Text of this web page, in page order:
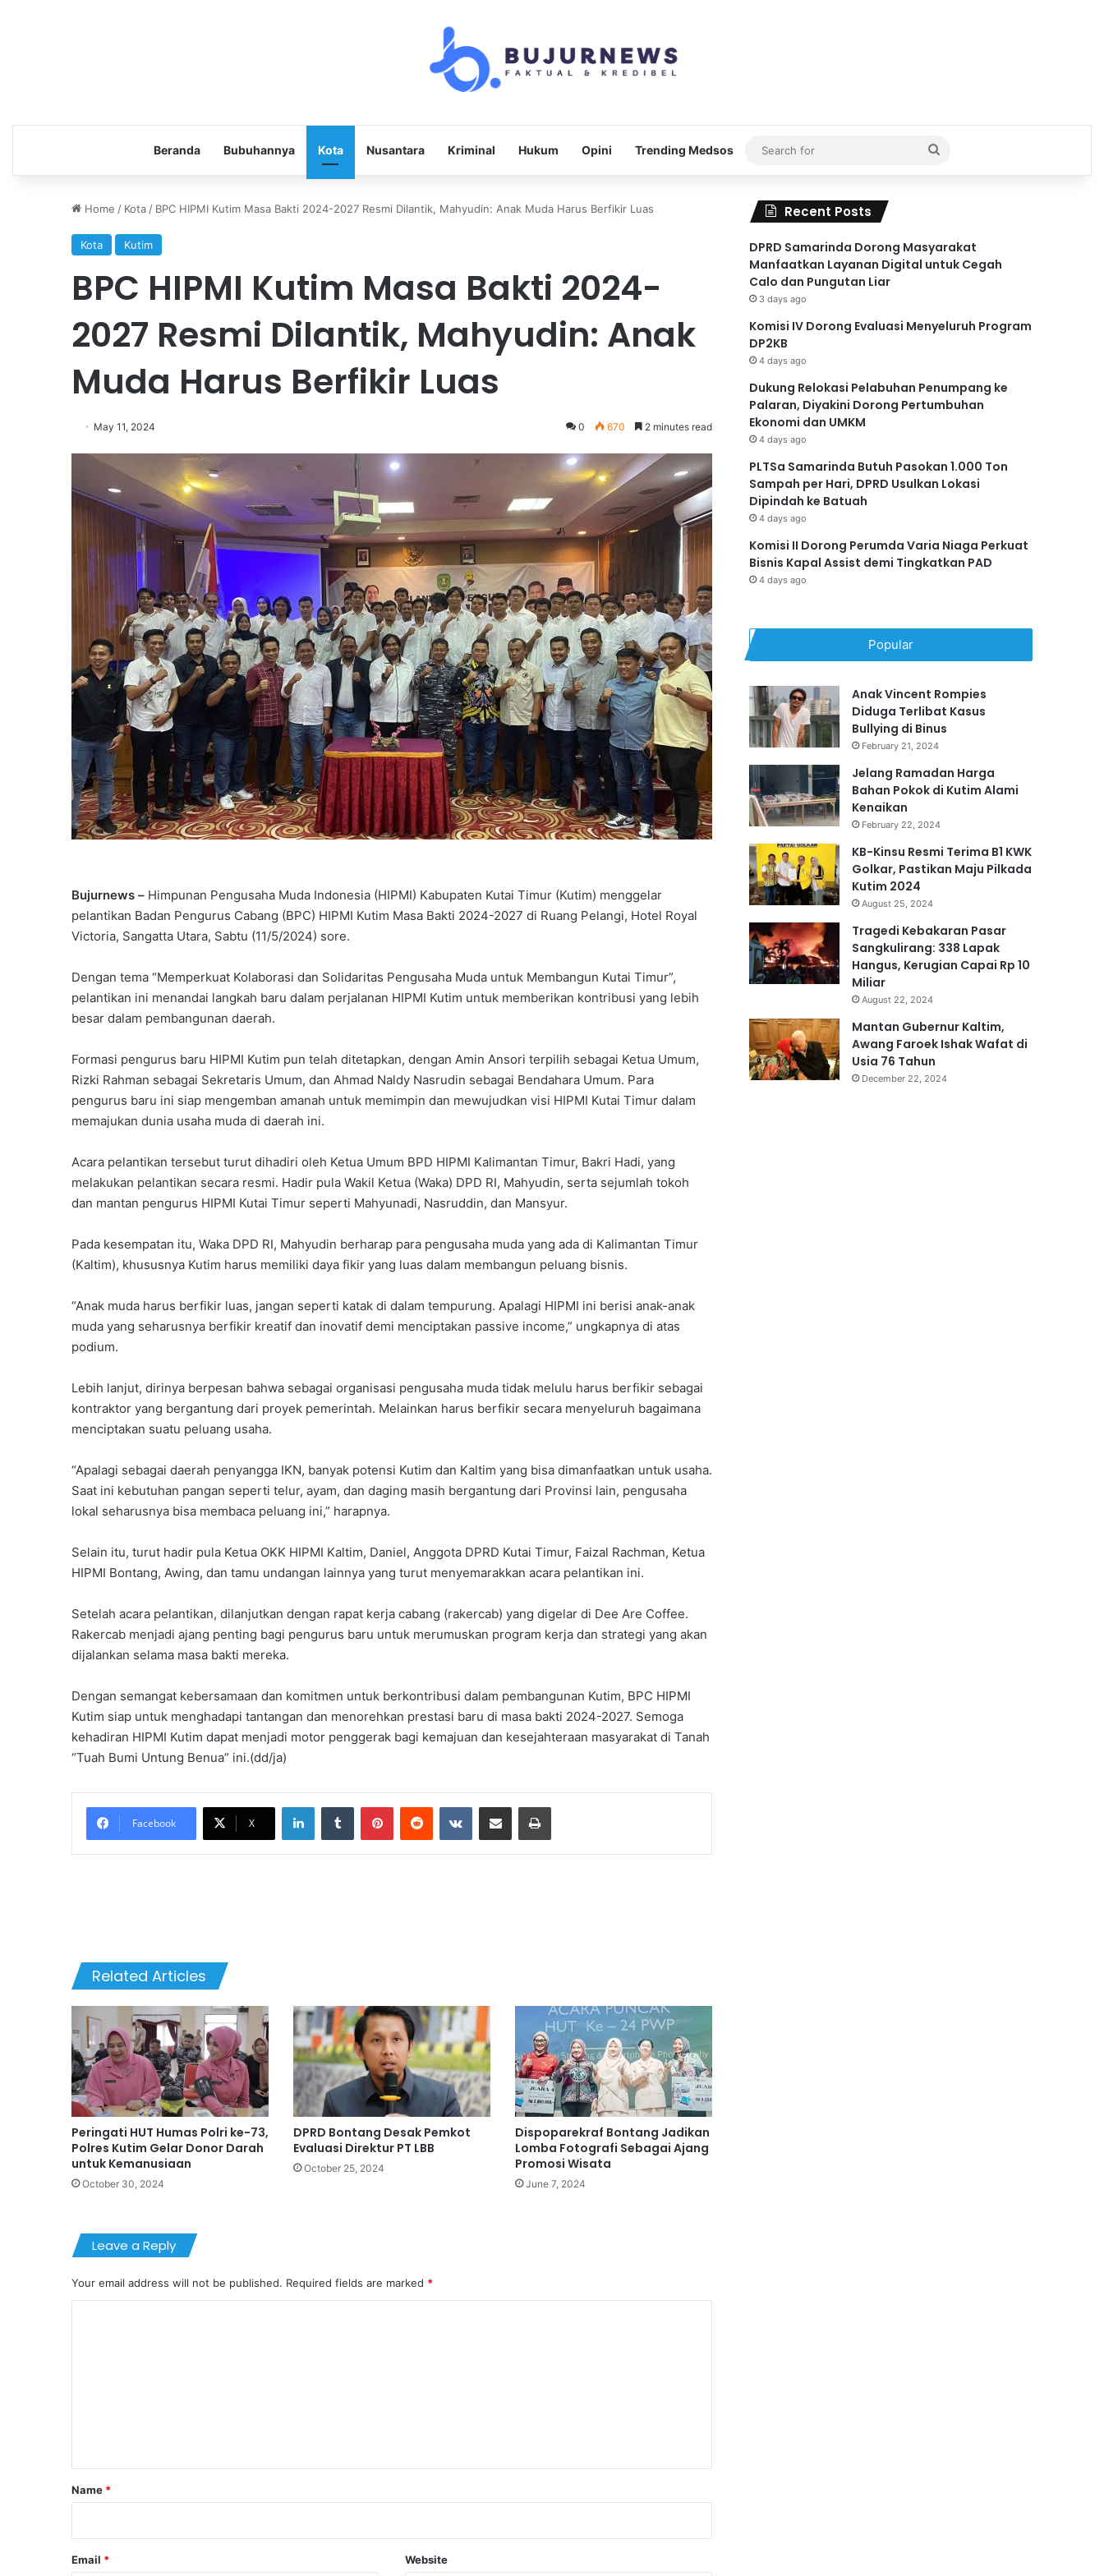
Beranda Bubuhannya Kota Nusantara Kriminal Hukum Opini Trending Medsos
Search
for
Home / Kota / BPC HIPMI Kutim Masa Bakti 2024-2027 Resmi Dilantik, Mahyudin: Anak Muda Harus Berfikir Luas
Kota Kutim
BPC HIPMI Kutim Masa Bakti 2024-
2027 Resmi Dilantik, Mahyudin: Anak
Muda Harus Berfikir Luas
May 11, 2024 0 670 2 minutes read
Bujurnews – Himpunan Pengusaha Muda Indonesia (HIPMI) Kabupaten Kutai Timur (Kutim) menggelar
pelantikan Badan Pengurus Cabang (BPC) HIPMI Kutim Masa Bakti 2024-2027 di Ruang Pelangi, Hotel Royal
Victoria, Sangatta Utara, Sabtu (11/5/2024) sore.
Dengan tema “Memperkuat Kolaborasi dan Solidaritas Pengusaha Muda untuk Membangun Kutai Timur”,
pelantikan ini menandai langkah baru dalam perjalanan HIPMI Kutim untuk memberikan kontribusi yang lebih
besar dalam pembangunan daerah.
Formasi pengurus baru HIPMI Kutim pun telah ditetapkan, dengan Amin Ansori terpilih sebagai Ketua Umum,
Rizki Rahman sebagai Sekretaris Umum, dan Ahmad Naldy Nasrudin sebagai Bendahara Umum. Para
pengurus baru ini siap mengemban amanah untuk memimpin dan mewujudkan visi HIPMI Kutai Timur dalam
memajukan dunia usaha muda di daerah ini.
Acara pelantikan tersebut turut dihadiri oleh Ketua Umum BPD HIPMI Kalimantan Timur, Bakri Hadi, yang
melakukan pelantikan secara resmi. Hadir pula Wakil Ketua (Waka) DPD RI, Mahyudin, serta sejumlah tokoh
dan mantan pengurus HIPMI Kutai Timur seperti Mahyunadi, Nasruddin, dan Mansyur.
Pada kesempatan itu, Waka DPD RI, Mahyudin berharap para pengusaha muda yang ada di Kalimantan Timur
(Kaltim), khususnya Kutim harus memiliki daya fikir yang luas dalam membangun peluang bisnis.
“Anak muda harus berfikir luas, jangan seperti katak di dalam tempurung. Apalagi HIPMI ini berisi anak-anak
muda yang seharusnya berfikir kreatif dan inovatif demi menciptakan passive income,” ungkapnya di atas
podium.
Lebih lanjut, dirinya berpesan bahwa sebagai organisasi pengusaha muda tidak melulu harus berfikir sebagai
kontraktor yang bergantung dari proyek pemerintah. Melainkan harus berfikir secara menyeluruh bagaimana
menciptakan suatu peluang usaha.
“Apalagi sebagai daerah penyangga IKN, banyak potensi Kutim dan Kaltim yang bisa dimanfaatkan untuk usaha.
Saat ini kebutuhan pangan seperti telur, ayam, dan daging masih bergantung dari Provinsi lain, pengusaha
lokal seharusnya bisa membaca peluang ini,” harapnya.
Selain itu, turut hadir pula Ketua OKK HIPMI Kaltim, Daniel, Anggota DPRD Kutai Timur, Faizal Rachman, Ketua
HIPMI Bontang, Awing, dan tamu undangan lainnya yang turut menyemarakkan acara pelantikan ini.
Setelah acara pelantikan, dilanjutkan dengan rapat kerja cabang (rakercab) yang digelar di Dee Are Coffee.
Rakercab menjadi ajang penting bagi pengurus baru untuk merumuskan program kerja dan strategi yang akan
dijalankan selama masa bakti mereka.
Dengan semangat kebersamaan dan komitmen untuk berkontribusi dalam pembangunan Kutim, BPC HIPMI
Kutim siap untuk menghadapi tantangan dan menorehkan prestasi baru di masa bakti 2024-2027. Semoga
kehadiran HIPMI Kutim dapat menjadi motor penggerak bagi kemajuan dan kesejahteraan masyarakat di Tanah
“Tuah Bumi Untung Benua” ini.(dd/ja)
Facebook X
LinkedInTumblr PinterestReddit VKontakteShare via Email Print
Related Articles
Peringati HUT Humas Polri ke-73,
Polres Kutim Gelar Donor Darah
untuk Kemanusiaan
October 30, 2024
DPRD Bontang Desak Pemkot
Evaluasi Direktur PT LBB
October 25, 2024
Dispoparekraf Bontang Jadikan
Lomba Fotografi Sebagai Ajang
Promosi Wisata
June 7, 2024
Leave a Reply
Your email address will not be published. Required fields are marked *
*
Name *
Email * Website
Recent Posts
DPRD Samarinda Dorong Masyarakat
Manfaatkan Layanan Digital untuk Cegah
Calo dan Pungutan Liar
3 days ago
Komisi IV Dorong Evaluasi Menyeluruh Program
DP2KB
4 days ago
Dukung Relokasi Pelabuhan Penumpang ke
Palaran, Diyakini Dorong Pertumbuhan
Ekonomi dan UMKM
4 days ago
PLTSa Samarinda Butuh Pasokan 1.000 Ton
Sampah per Hari, DPRD Usulkan Lokasi
Dipindah ke Batuah
4 days ago
Komisi II Dorong Perumda Varia Niaga Perkuat
Bisnis Kapal Assist demi Tingkatkan PAD
4 days ago
Popular
Anak Vincent Rompies
Diduga Terlibat Kasus
Bullying di Binus
February 21, 2024
Jelang Ramadan Harga
Bahan Pokok di Kutim Alami
Kenaikan
February 22, 2024
KB-Kinsu Resmi Terima B1 KWK
Golkar, Pastikan Maju Pilkada
Kutim 2024
August 25, 2024
Tragedi Kebakaran Pasar
Sangkulirang: 338 Lapak
Hangus, Kerugian Capai Rp 10
Miliar
August 22, 2024
Mantan Gubernur Kaltim,
Awang Faroek Ishak Wafat di
Usia 76 Tahun
December 22, 2024